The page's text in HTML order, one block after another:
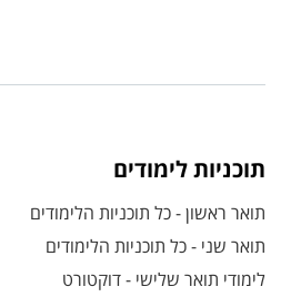
תוכניות לימודים
תואר ראשון - כל תוכניות הלימודים
תואר שני - כל תוכניות הלימודים
לימודי תואר שלישי - דוקטורט